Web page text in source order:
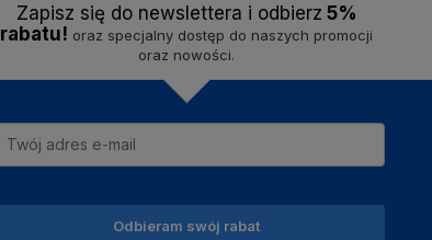
Zapisz się do newslettera i odbierz 5%
rabatu! oraz specjalny dostęp do naszych promocji
oraz nowości.
Odbieram swój rabat